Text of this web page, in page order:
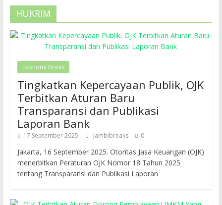
HUKRIM
Ekonomi Bisnis
Tingkatkan Kepercayaan Publik, OJK
Terbitkan Aturan Baru
Transparansi dan Publikasi
Laporan Bank
17 September 2025 Jambibreaks 0
Jakarta, 16 September 2025. Otoritas Jasa Keuangan (OJK)
menerbitkan Peraturan OJK Nomor 18 Tahun 2025
tentang Transparansi dan Publikasi Laporan